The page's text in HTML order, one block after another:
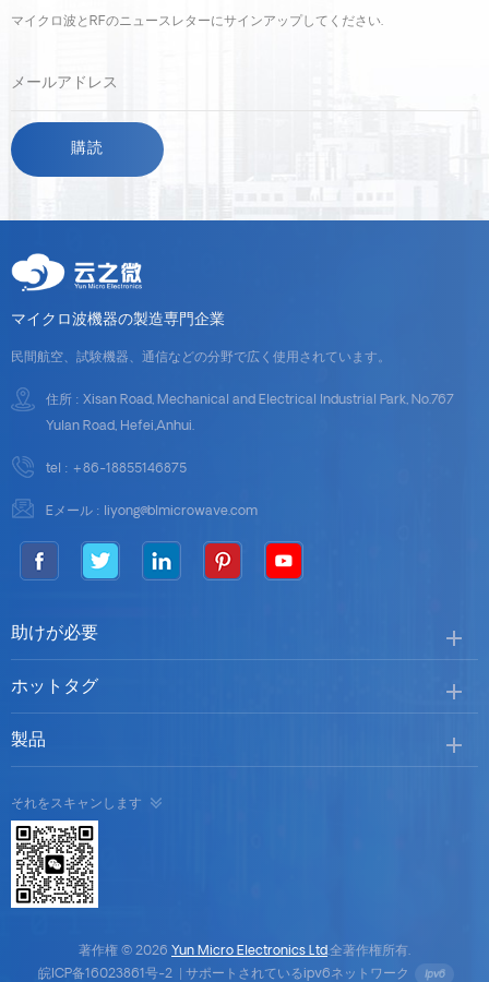
マイクロ波とRFのニュースレターにサインアップしてください.
マイクロ波機器の製造専門企業
民間航空、試験機器、通信などの分野で広く使用されています。
住所 : Xisan Road, Mechanical and Electrical Industrial Park, No.767
Yulan Road, Hefei,Anhui.
tel : +86-18855146875
Eメール : liyong@blmicrowave.com
助けが必要
ホットタグ
製品
それをスキャンします
著作権 © 2026 Yun Micro Electronics Ltd.全著作権所有.
皖ICP备16023861号-2
サポートされているipv6ネットワーク